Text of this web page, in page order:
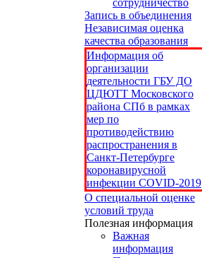
сотрудничество
Запись в объединения
Независимая оценка
качества образования
Информация об
организации
деятельности ГБУ ДО
ЦДЮТТ Московского
района СПб в рамках
мер по
противодействию
распространения в
Санкт-Петербурге
коронавирусной
инфекции COVID-2019
О специальной оценке
условий труда
Полезная информация
Важная
информация